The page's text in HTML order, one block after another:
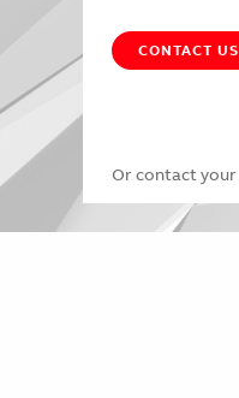
CONTACT US
Or contact your